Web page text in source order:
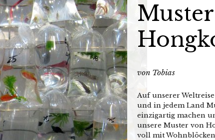
von Tobias
Auf unserer
und in jedem Land
einzigartig machen
unsere Muster von
voll mit